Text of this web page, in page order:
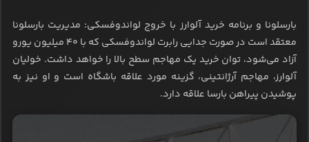
بارسلونا و برنامه خرید آلوارز با خروج لواندوفسکی: مدیریت بارسلونا
معتقد است در صورت جدایی رابرت لواندوفسکی که با ۴۰ میلیون یورو
آزاد می‌شود، توان خرید یک مهاجم سطح بالا را خواهد داشت. خولیان
آلوارز، مهاجم آرژانتینی، گزینه مورد علاقه باشگاه است و او نیز به
پوشیدن پیراهن بارسا علاقه دارد.